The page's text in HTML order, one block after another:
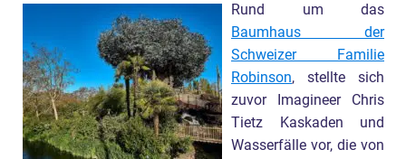
Rund um das
Baumhaus der
Schweizer Familie
Robinson, stellte sich
zuvor Imagineer Chris
Tietz Kaskaden und
Wasserfälle vor, die von